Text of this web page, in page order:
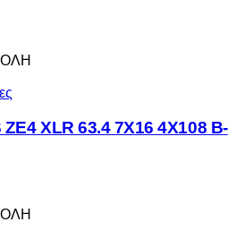
ΖΕ4 XLR 63.4 7Χ16 4Χ108 Β-